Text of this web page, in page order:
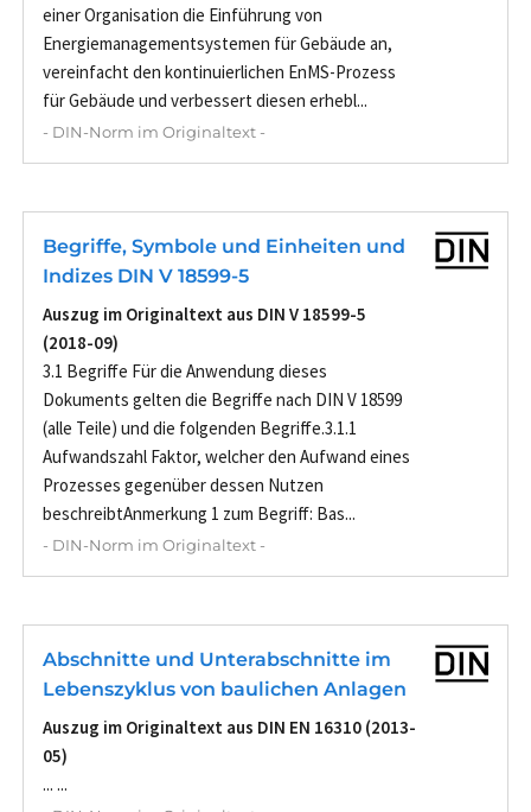
einer Organisation die Einführung von
Energiemanagementsystemen für Gebäude an,
vereinfacht den kontinuierlichen EnMS-Prozess
für Gebäude und verbessert diesen erhebl...
- DIN-Norm im Originaltext -
Begriffe, Symbole und Einheiten und
Indizes DIN V 18599-5
Auszug im Originaltext aus DIN V 18599-5
(2018-09)
3.1 Begriffe Für die Anwendung dieses
Dokuments gelten die Begriffe nach DIN V 18599
(alle Teile) und die folgenden Begriffe.3.1.1
Aufwandszahl Faktor, welcher den Aufwand eines
Prozesses gegenüber dessen Nutzen
beschreibtAnmerkung 1 zum Begriff: Bas...
- DIN-Norm im Originaltext -
Abschnitte und Unterabschnitte im
Lebenszyklus von baulichen Anlagen
Auszug im Originaltext aus DIN EN 16310 (2013-
05)
... ...